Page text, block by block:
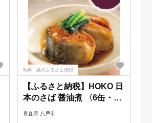
出典：楽天ふるさと納税
【ふるさと納税】HOKO 日
本のさば 醤油煮 〈6缶・12
缶・24缶 選べる容量〉 セ
青森県 八戸市